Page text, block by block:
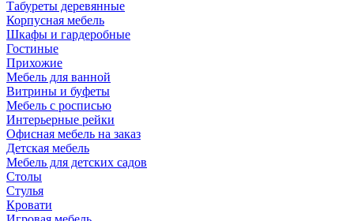
Табуреты деревянные
Корпусная мебель
Шкафы и гардеробные
Гостиные
Прихожие
Мебель для ванной
Витрины и буфеты
Мебель с росписью
Интерьерные рейки
Офисная мебель на заказ
Детская мебель
Мебель для детских садов
Столы
Стулья
Кровати